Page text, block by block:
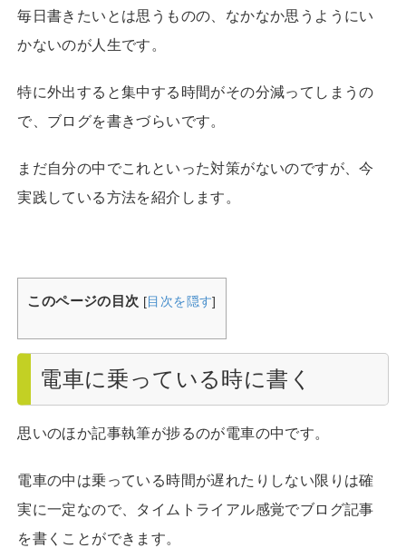
毎日書きたいとは思うものの、なかなか思うようにい
かないのが人生です。
特に外出すると集中する時間がその分減ってしまうの
で、ブログを書きづらいです。
まだ自分の中でこれといった対策がないのですが、今
実践している方法を紹介します。
このページの目次 [ 目次を隠す]
電車に乗っている時に書く
思いのほか記事執筆が捗るのが電車の中です。
電車の中は乗っている時間が遅れたりしない限りは確
実に一定なので、タイムトライアル感覚でブログ記事
を書くことができます。